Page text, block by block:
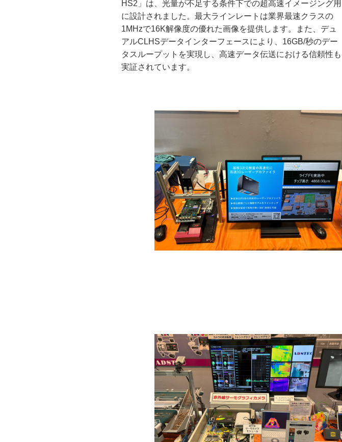
HS2」は、光量が不足する条件下での超高速イメージング用
に設計されました。最大ラインレートは業界最速クラスの
1MHzで16K解像度の優れた画像を提供します。また、デュ
アルCLHSデータインターフェースにより、16GB/秒のデー
タスループットを実現し、高速データ伝送における信頼性も
実証されています。